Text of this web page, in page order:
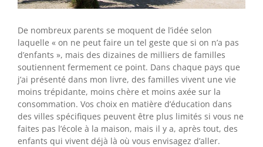
De nombreux parents se moquent de l’idée selon
laquelle « on ne peut faire un tel geste que si on n’a pas
d’enfants », mais des dizaines de milliers de familles
soutiennent fermement ce point. Dans chaque pays que
j’ai présenté dans mon livre, des familles vivent une vie
moins trépidante, moins chère et moins axée sur la
consommation. Vos choix en matière d’éducation dans
des villes spécifiques peuvent être plus limités si vous ne
faites pas l’école à la maison, mais il y a, après tout, des
enfants qui vivent déjà là où vous envisagez d’aller.